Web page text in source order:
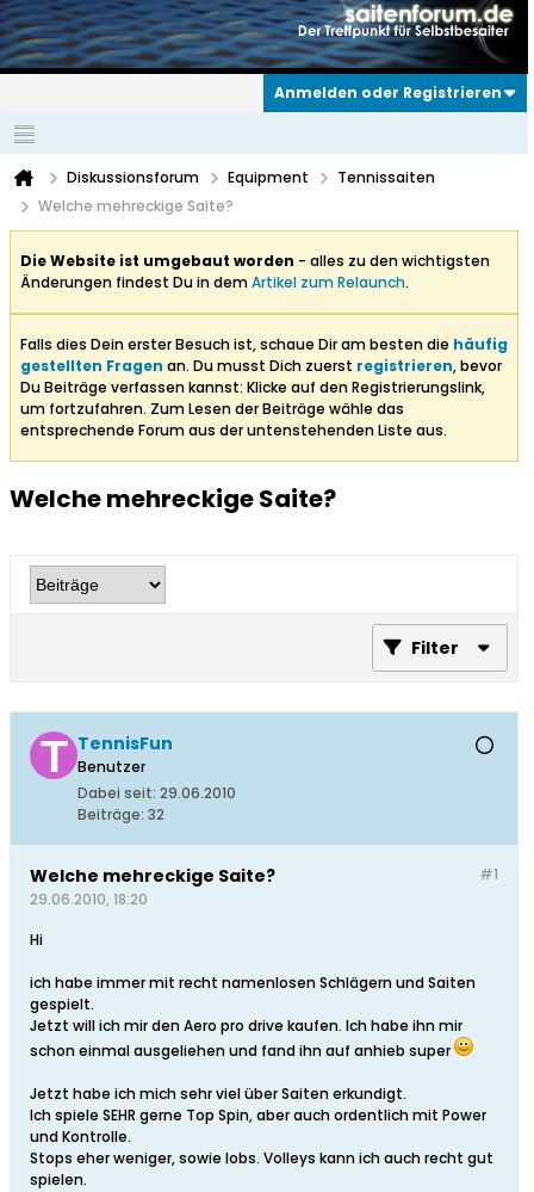
Anmelden oder Registrieren
Diskussionsforum Equipment
Tennissaiten
Welche mehreckige Saite?
Die Website ist umgebaut worden - alles zu den wichtigsten
Änderungen findest Du in demArtikel zum Relaunch.
Falls dies Dein erster Besuch ist, schaue Dir am besten die häufig
gestellten Fragen an. Du musst Dich zuerst registrieren, bevor
Du Beiträge verfassen kannst: Klicke auf den Registrierungslink,
um fortzufahren. Zum Lesen der Beiträge wähle das
entsprechende Forum aus der untenstehenden Liste aus.
Welche mehreckige Saite?
Filter
TennisFun
Benutzer
Dabei seit: 29.06.2010
Beiträge: 32
#1
Welche mehreckige Saite?
29.06.2010, 18:20
Hi
ich habe immer mit recht namenlosen Schlägern und Saiten
gespielt.
Jetzt will ich mir den Aero pro drive kaufen. Ich habe ihn mir
schon einmal ausgeliehen und fand ihn auf anhieb super
Jetzt habe ich mich sehr viel über Saiten erkundigt.
Ich spiele SEHR gerne Top Spin, aber auch ordentlich mit Power
und Kontrolle.
Stops eher weniger, sowie lobs. Volleys kann ich auch recht gut
spielen.